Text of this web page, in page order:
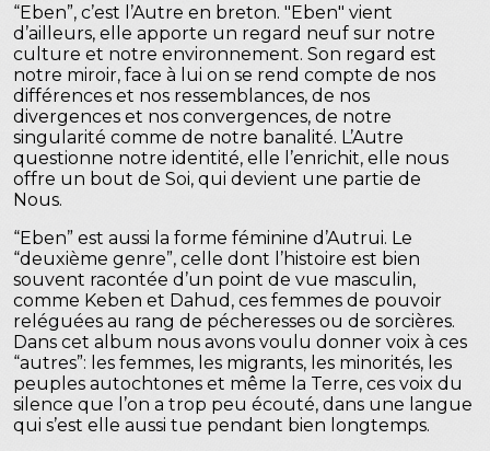
“Eben”, c’est l’Autre en breton. "Eben" vient
d’ailleurs, elle apporte un regard neuf sur notre
culture et notre environnement. Son regard est
notre miroir, face à lui on se rend compte de nos
différences et nos ressemblances, de nos
divergences et nos convergences, de notre
singularité comme de notre banalité. L’Autre
questionne notre identité, elle l’enrichit, elle nous
offre un bout de Soi, qui devient une partie de
Nous.
“Eben” est aussi la forme féminine d’Autrui. Le
“deuxième genre”, celle dont l’histoire est bien
souvent racontée d’un point de vue masculin,
comme Keben et Dahud, ces femmes de pouvoir
reléguées au rang de pécheresses ou de sorcières.
Dans cet album nous avons voulu donner voix à ces
“autres”: les femmes, les migrants, les minorités, les
peuples autochtones et même la Terre, ces voix du
silence que l’on a trop peu écouté, dans une langue
qui s’est elle aussi tue pendant bien longtemps.